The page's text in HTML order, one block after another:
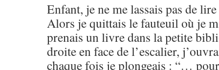
Enfant, je ne me lassais pas de
Alors je quittais le fauteuil où je
prenais un livre dans la petite
droite en face de l’escalier,
chaque fois je plongeais : “…